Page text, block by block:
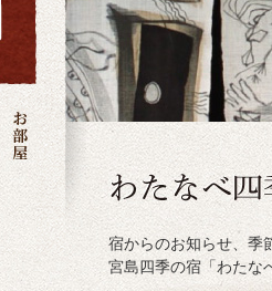
宿からのお知らせ、季
宮島四季の宿「わたな